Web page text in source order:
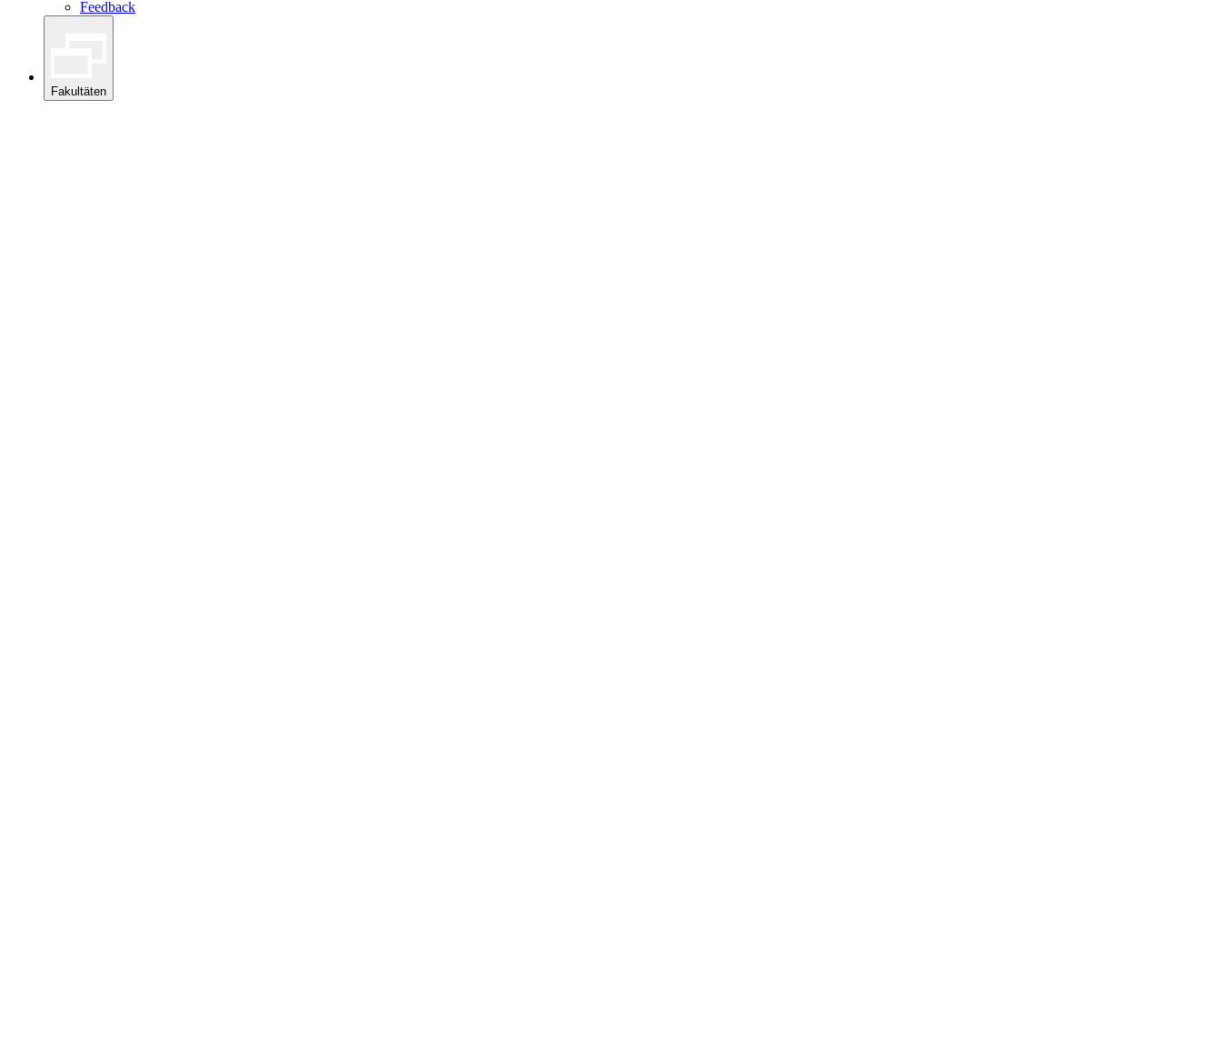
Feedback
Fakultäten